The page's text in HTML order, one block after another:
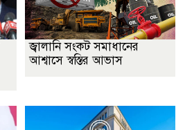
জ্বালানি সংকট সমাধানের
আশ্বাসে স্বস্তির আভাস